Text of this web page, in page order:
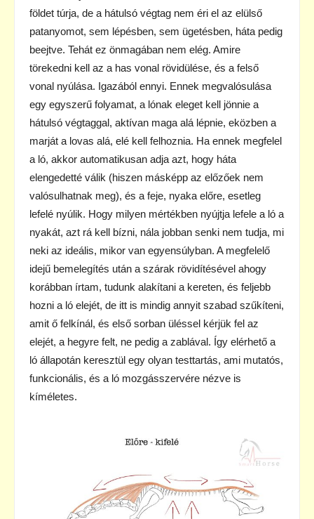
földet túrja, de a hátulsó végtag nem éri el az elülső
patanyomot, sem lépésben, sem ügetésben, háta pedig
beejtve. Tehát ez önmagában nem elég. Amire
törekedni kell az a has vonal rövidülése, és a felső
vonal nyúlása. Igazából ennyi. Ennek megvalósulása
egy egyszerű folyamat, a lónak eleget kell jönnie a
hátulsó végtaggal, aktívan maga alá lépnie, eközben a
marját a lovas alá, elé kell felhoznia. Ha ennek megfelel
a ló, akkor automatikusan adja azt, hogy háta
elengedetté válik (hiszen másképp az előzőek nem
valósulhatnak meg), és a feje, nyaka előre, esetleg
lefelé nyúlik. Hogy milyen mértékben nyújtja lefele a ló a
nyakát, azt rá kell bízni, nála jobban senki nem tudja, mi
neki az ideális, mikor van egyensúlyban. A megfelelő
idejű bemelegítés után a szárak rövidítésével ahogy
korábban írtam, tudunk alakítani a kereten, és feljebb
hozni a ló elejét, de itt is mindig annyit szabad szűkíteni,
amit ő felkínál, és első sorban üléssel kérjük fel az
elejét, a hegyre felt, ne pedig a zablával. Így elérhető a
ló állapotán keresztül egy olyan testtartás, ami mutatós,
funkcionális, és a ló mozgásszervére nézve is
kíméletes.